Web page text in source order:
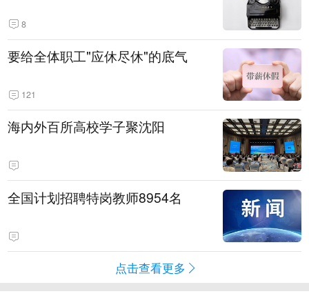
8
要给全体职工"应休尽休"的底气
121
海内外百所高校学子聚沈阳
全国计划招聘特岗教师8954名
点击查看更多